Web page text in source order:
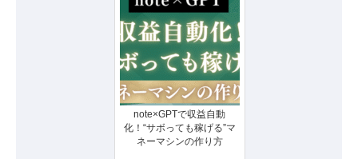
note×GPTで収益自動
化！“サボっても稼げる”マ
ネーマシンの作り方